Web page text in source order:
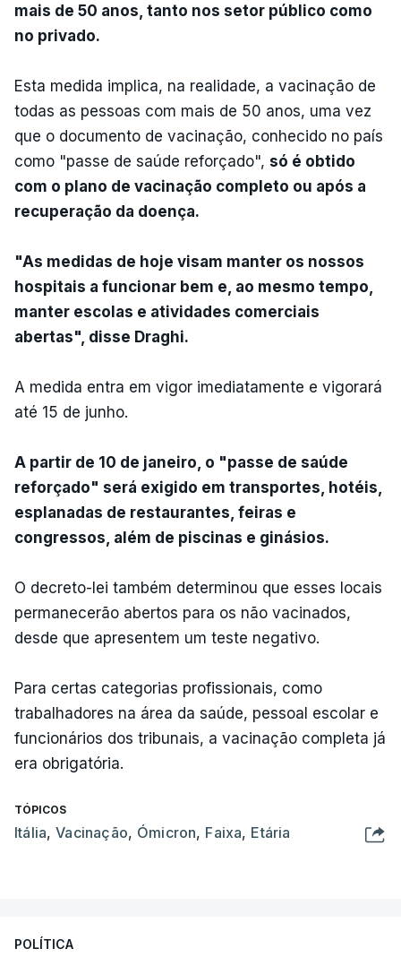
mais de 50 anos, tanto nos setor público como
no privado.
Esta medida implica, na realidade, a vacinação de
todas as pessoas com mais de 50 anos, uma vez
que o documento de vacinação, conhecido no país
como "passe de saúde reforçado", só é obtido
com o plano de vacinação completo ou após a
recuperação da doença.
"As medidas de hoje visam manter os nossos
hospitais a funcionar bem e, ao mesmo tempo,
manter escolas e atividades comerciais
abertas", disse Draghi.
A medida entra em vigor imediatamente e vigorará
até 15 de junho.
A partir de 10 de janeiro, o "passe de saúde
reforçado" será exigido em transportes, hotéis,
esplanadas de restaurantes, feiras e
congressos, além de piscinas e ginásios.
O decreto-lei também determinou que esses locais
permanecerão abertos para os não vacinados,
desde que apresentem um teste negativo.
Para certas categorias profissionais, como
trabalhadores na área da saúde, pessoal escolar e
funcionários dos tribunais, a vacinação completa já
era obrigatória.
TÓPICOS
Itália,Vacinação, Ómicron, Faixa, Etária
POLÍTICA